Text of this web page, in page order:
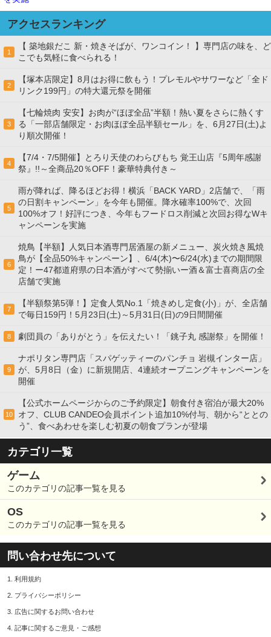
アクセスランキング
1
【 築地銀だこ 新・焼きそばが、ワンコイン！ 】専門店の味を、ど
こでも気軽に食べられる！
2
【塚本店限定】8月はお得に飲もう！プレモルやサワーなど「全ド
リンク199円」の特大還元祭を開催
3
【七輪焼肉 安安】お肉が“ほぼ全品”半額！熱い夏をさらに熱くす
る「一部店舗限定・お肉ほぼ全品半額セール」を、6月27日(土)よ
り順次開催！
4
【7/4・7/5開催】とろり天使のわらびもち 覚王山店『5周年感謝
祭』!!～全商品20％OFF！豪華特典付き～
5
雨が降れば、降るほどお得！横浜「BACK YARD」2店舗で、「雨
の日割キャンペーン」を今年も開催。降水確率100%で、次回
100%オフ！好評につき、今年もフードロス削減と次回お得なWキ
ャンペーンを実施
6
焼鳥【半額】人気日本酒専門居酒屋の新メニュー、炭火焼き風焼
鳥が【全品50%キャンペーン】、6/4(木)〜6/24(水)までの期間限
定！ー47都道府県の日本酒がすべて勢揃いー酒＆富士喜商店の全
店舗で実施
7
【半額祭第5弾！】定食人気No.1「焼きめし定食(小)」が、全店舗
で毎日159円！5月23日(土)～5月31日(日)の9日間開催
8 劇団員の「ありがとう」を伝えたい！「銚子丸 感謝祭」を開催！
9
ナポリタン専門店「スパゲッティーのパンチョ 岩槻インター店」
が、5月8日（金）に新規開店、4連続オープニングキャンペーンを
開催
10
【公式ホームページからのご予約限定】朝食付き宿泊が最大20%
オフ、CLUB CANDEO会員ポイント追加10%付与、朝から“ととの
う”、食べあわせを楽しむ初夏の朝食プランが登場
カテゴリ一覧
ゲーム
このカテゴリの記事一覧を見る
OS
このカテゴリの記事一覧を見る
問い合わせ先について
1. 利用規約
2. プライバシーポリシー
3. 広告に関するお問い合わせ
4. 記事に関するご意見・ご感想